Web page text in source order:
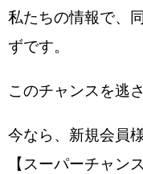
私たちの情報で、
ずです。
このチャンスを逃
今なら、新規会員
【スーパーチャン